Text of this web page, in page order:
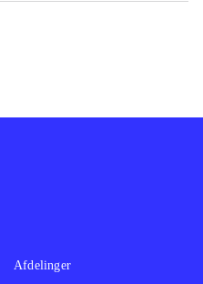
Afdelinger